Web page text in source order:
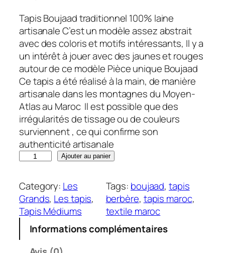
Tapis Boujaad traditionnel 100% laine
artisanale C’est un modèle assez abstrait
avec des coloris et motifs intéressants, Il y a
un intérêt à jouer avec des jaunes et rouges
autour de ce modèle Pièce unique Boujaad
Ce tapis a été réalisé à la main, de manière
artisanale dans les montagnes du Moyen-
Atlas au Maroc Il est possible que des
irrégularités de tissage ou de couleurs
surviennent , ce qui confirme son
authenticité artisanale
a
n
t
i
Ajouter au panier
Category: Les
Grands, Les tapis
Tapis Médiums
Tags: boujaad, tapis
berbère, tapis maroc
textile maroc
Informations complémentaires